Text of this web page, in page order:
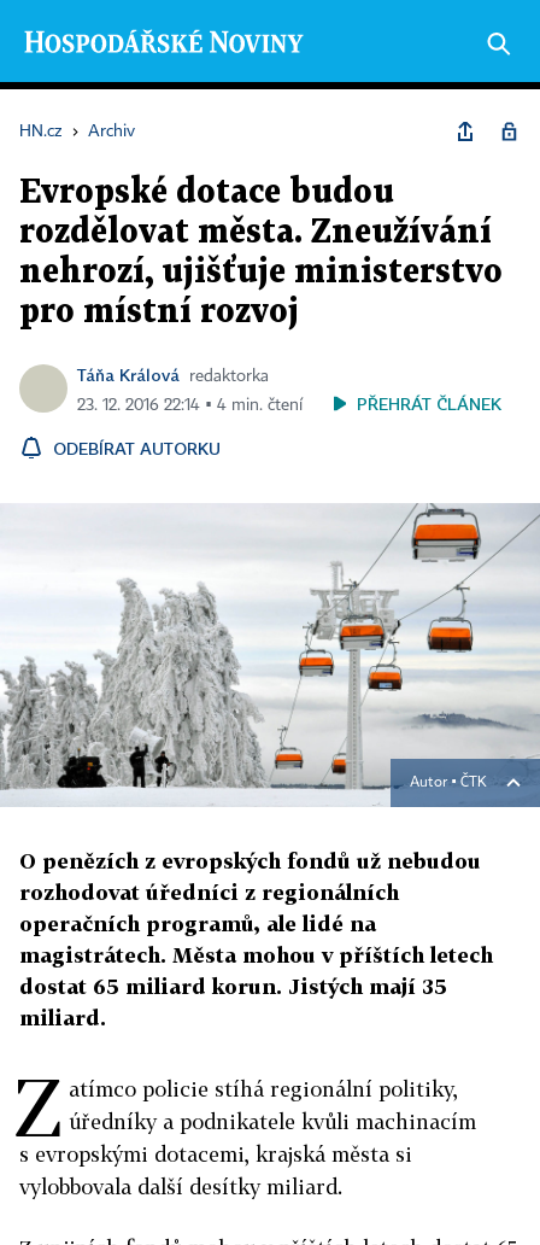
HN.cz › Archiv
Evropské dotace budou
rozdělovat města. Zneužívání
nehrozí, ujišťuje ministerstvo
pro místní rozvoj
Táňa Králová
redaktorka
23. 12. 2016 22:14 ▪ 4 min. čtení
PŘEHRÁT ČLÁNEK
ODEBÍRAT AUTORKU
Autor ▪ ČTK
O penězích z evropských fondů už nebudou
rozhodovat úředníci z regionálních
operačních programů, ale lidé na
magistrátech. Města mohou v příštích letech
dostat 65 miliard korun. Jistých mají 35
miliard.
Z atímco policie stíhá regionální politiky,
úředníky a podnikatele kvůli machinacím
s evropskými dotacemi, krajská města si
vylobbovala další desítky miliard.